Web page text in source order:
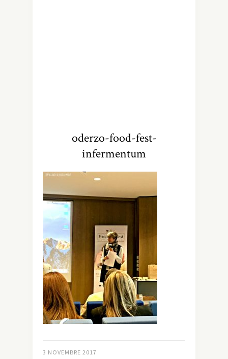
oderzo-food-fest-
infermentum
3 NOVEMBRE 2017